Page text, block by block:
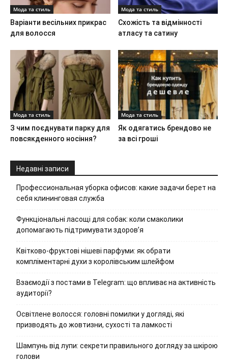
Мода та стиль
Варіанти весільних прикрас
для волосся
Мода та стиль
Схожість та відмінності
атласу та сатину
Мода та стиль
З чим поєднувати парку для
повсякденного носіння?
Мода та стиль
Як одягатись брендово не
за всі гроші
Недавні записи
Профессиональная уборка офисов: какие задачи берет на
себя клининговая служба
Функціональні ласощі для собак: коли смаколики
допомагають підтримувати здоров’я
Квітково-фруктові нішеві парфуми: як обрати
компліментарні духи з королівським шлейфом
Взаємодії з постами в Telegram: що впливає на активність
аудиторії?
Освітлене волосся: головні помилки у догляді, які
призводять до жовтизни, сухості та ламкості
Шампунь від лупи: секрети правильного догляду за шкірою
голови